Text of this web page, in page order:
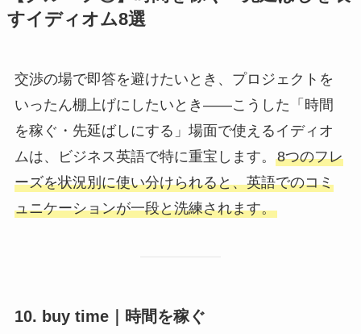
すイディオム8選
交渉の場で即答を避けたいとき、プロジェクトを
いったん棚上げにしたいとき――こうした「時間
を稼ぐ・先延ばしにする」場面で使えるイディオ
ムは、ビジネス英語で特に重宝します。 8つのフレ
ーズを状況別に使い分けられると、英語でのコミ
ュニケーションが一段と洗練されます。
10. buy time｜時間を稼ぐ